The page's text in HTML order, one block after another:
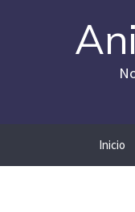
Inicio